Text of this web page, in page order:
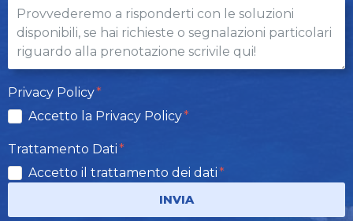
Privacy Policy
Accetto la Privacy Policy
Trattamento Dati
Accetto il trattamento dei dati
INVIA